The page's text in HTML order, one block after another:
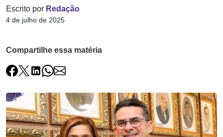
Escrito por Redação
4 de julho de 2025
Compartilhe essa matéria